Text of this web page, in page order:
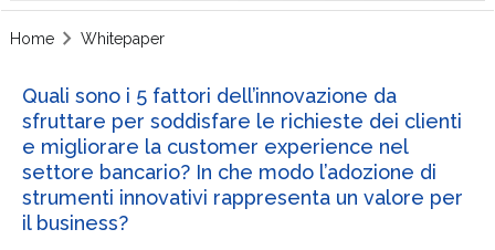
Home Whitepaper
Quali sono i 5 fattori dell’innovazione da
sfruttare per soddisfare le richieste dei clienti
e migliorare la customer experience nel
settore bancario? In che modo l’adozione di
strumenti innovativi rappresenta un valore per
il business?